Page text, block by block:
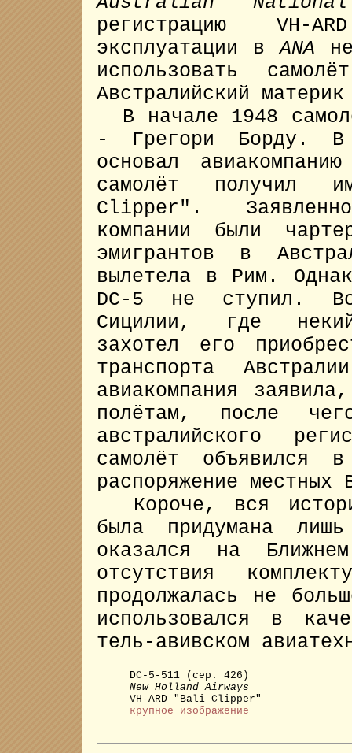
регистрацию
эксплуатации вANA
использовать
Австралийский
В начале 1948
- Грегори Борду.
основал
самолёт получил
Clipper".
компании были
эмигрантов в
вылетела в Рим.
DC-5 не ступил.
Сицилии, где
захотел его
транспорта
авиакомпания
полётам, после
австралийского
самолёт объявился
распоряжение местных
Короче, вся
была придумана
оказался на
отсутствия
продолжалась не
использовался в
тель-авивском
DC-5-511 (сер. 426)
New Holland Airways
VH-ARD "Bali Clipper"
крупное изображение